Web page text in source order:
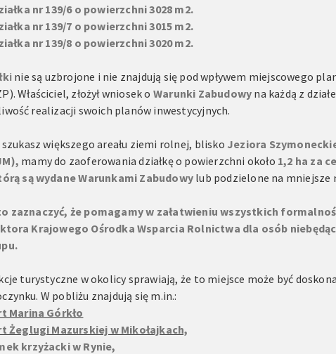
nr 139/6 o powierzchni 3028 m2.
nr 139/7 o powierzchni 3015 m2.
nr 139/8 o powierzchni 3020 m2.
i nie są uzbrojone i nie znajdują się pod wpływem miejscowego
Właściciel, złożył wniosek o Warunki Zabudowy na każdą z
realizacji swoich planów inwestycyjnych.
większego areału ziemi rolnej, blisko Jeziora
mamy do zaoferowania działkę o powierzchni około 1,2 ha za
są wydaneWarunkami Zabudowylub podzielone na mniejsze
zaznaczyć, że pomagamy w załatwieniu wszystkich
Krajowego Ośrodka Wsparcia Rolnictwa dla osób
turystyczne w okolicy sprawiają, że to miejsce może być
W pobliżu znajdują się m.in.:
Marina Górkło
Żeglugi Mazurskiej w Mikołajkach,
krzyżacki w Rynie,